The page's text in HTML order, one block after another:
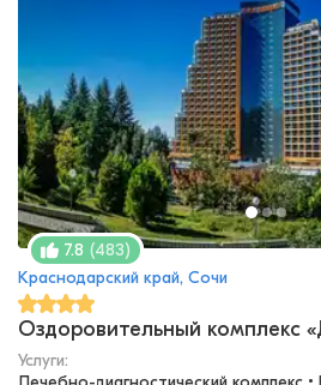
7.8 (483)
Краснодарский край, Сочи
Оздоровительный комплекс
Услуги: